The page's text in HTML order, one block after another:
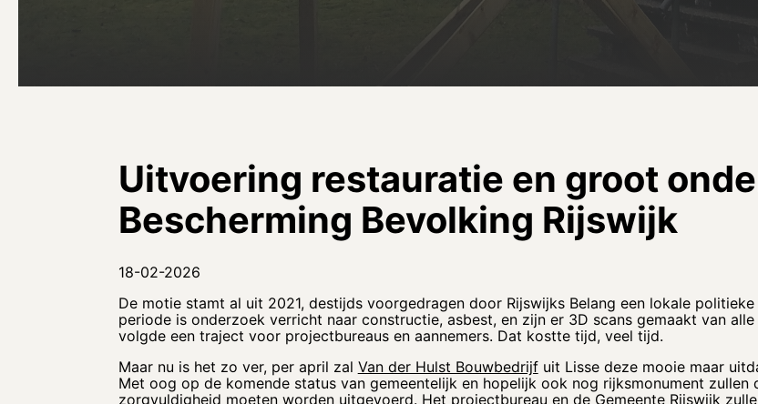
Uitvoering restauratie en groot
Bescherming Bevolking Rijswijk
18-02-2026
De motie stamt al uit 2021, destijds voorgedragen door Rijswijks Belang een lokale
periode is onderzoek verricht naar constructie, asbest, en zijn er 3D scans gemaakt van
volgde een traject voor projectbureaus en aannemers. Dat kostte tijd, veel tijd.
Maar nu is het zo ver, per april zal Van der Hulst Bouwbedrijfuit Lisse deze mooie maar
Met oog op de komende status van gemeentelijk en hopelijk ook nog rijksmonument
zorgvuldigheid moeten worden uitgevoerd. Het projectbureau en de Gemeente Rijswijk